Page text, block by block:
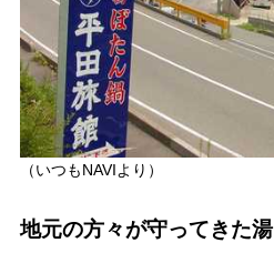
（いつもNAVIより）
地元の方々が守ってきた湯